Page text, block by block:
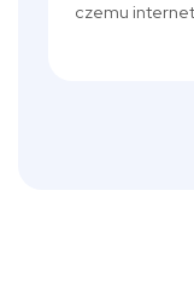
czemu